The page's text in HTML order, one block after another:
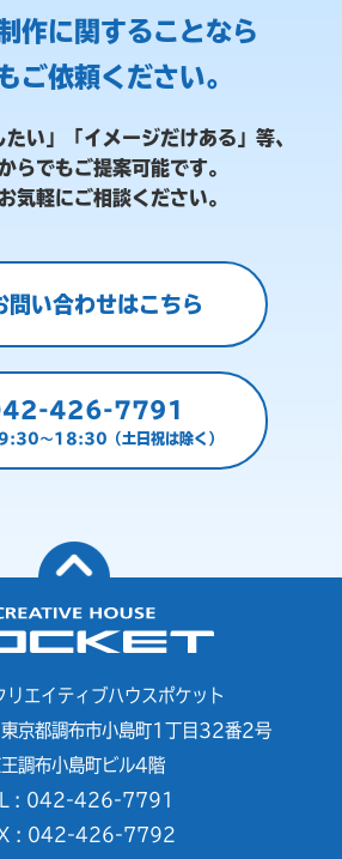
作に関することなら
ご依頼ください。
たい」「イメージだけある」等、
らでもご提案可能です。
気軽にご相談ください。
問い合わせはこちら
426-7791
9:30～18:30（土日祝は除く）
リエイティブハウスポケット
都調布市小島町1丁目32番2号
調布小島町ビル4階
: 042-426-7791
: 042-426-7792